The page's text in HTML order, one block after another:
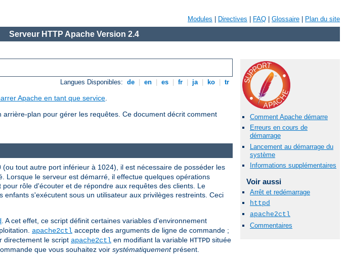
Modules Directives FAQ Glossaire Plan du site
Serveur HTTP Apache Version 2.4
Langues Disponibles: de en es fr ja ko tr
Apache en tant que service.
plan pour gérer les requêtes. Ce document décrit comment
Comment Apache démarre
Erreurs en cours de
démarrage
Lancement au démarrage du
système
Informations supplémentaires
Voir aussi
Arrêt et redémarrage
httpd
apache2ctl
Commentaires
tout autre port inférieur à 1024), il est nécessaire de posséder les
Lorsque le serveur est démarré, il effectue quelques opérations
pour rôle d'écouter et de répondre aux requêtes des clients. Le
s'exécutent sous un utilisateur aux privilèges restreints. Ceci
. A cet effet, ce script définit certaines variables d'environnement
apache2ctl accepte des arguments de ligne de commande ;
directement le script apache2ctl en modifiant la variable HTTPD située
que vous souhaitez voir systématiquementprésent.